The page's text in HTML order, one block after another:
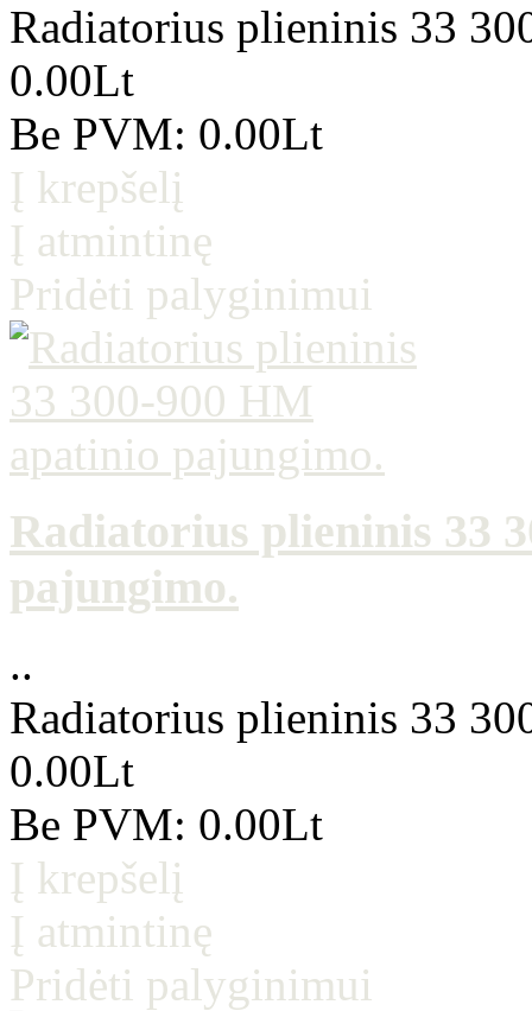
Radiatorius plieninis 33
0.00Lt
Be PVM: 0.00Lt
Į krepšelį
Į atmintinę
Pridėti palyginimui
Radiatorius plieninis 33
pajungimo.
..
Radiatorius plieninis 33
0.00Lt
Be PVM: 0.00Lt
Į krepšelį
Į atmintinę
Pridėti palyginimui